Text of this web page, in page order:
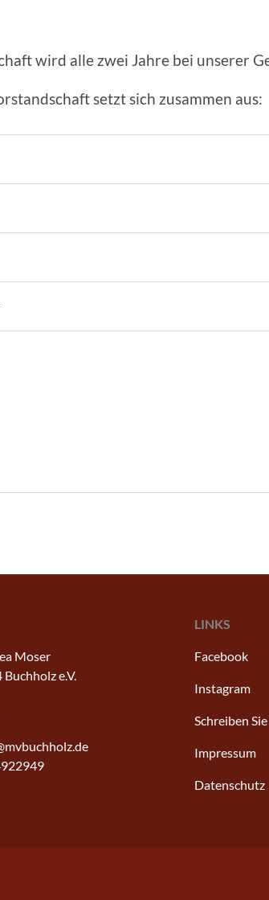
wird alle zwei Jahre bei unserer
setzt sich zusammen aus:
Moser
e.V.
LINKS
Facebook
Instagram
Schreiben
Impressum
Datenschutz